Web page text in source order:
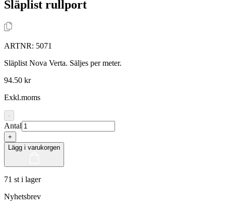
Släplist rullport
ARTNR: 5071
Släplist Nova Verta. Säljes per meter.
94.50 kr
Exkl.moms
-
Antal
+
Lägg i varukorgen
71 st i lager
Nyhetsbrev